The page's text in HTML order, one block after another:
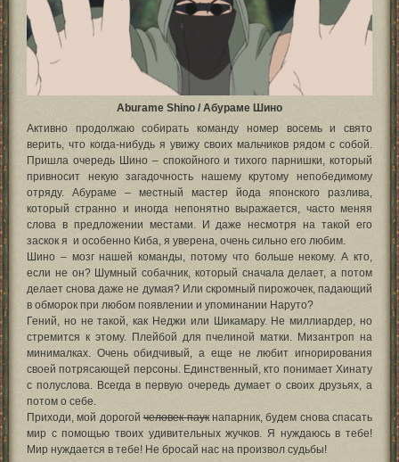
Aburame Shino / Абураме Шино
Активно продолжаю собирать команду номер восемь и свято
верить, что когда-нибудь я увижу своих мальчиков рядом с собой.
Пришла очередь Шино – спокойного и тихого парнишки, который
привносит некую загадочность нашему крутому непобедимому
отряду. Абураме – местный мастер йода японского разлива,
который странно и иногда непонятно выражается, часто меняя
слова в предложении местами. И даже несмотря на такой его
заскок я и особенно Киба, я уверена, очень сильно его любим.
Шино – мозг нашей команды, потому что больше некому. А кто,
если не он? Шумный собачник, который сначала делает, а потом
делает снова даже не думая? Или скромный пирожочек, падающий
в обморок при любом появлении и упоминании Наруто?
Гений, но не такой, как Неджи или Шикамару. Не миллиардер, но
стремится к этому. Плейбой для пчелиной матки. Мизантроп на
минималках. Очень обидчивый, а еще не любит игнорирования
своей потрясающей персоны. Единственный, кто понимает Хинату
с полуслова. Всегда в первую очередь думает о своих друзьях, а
потом о себе.
Приходи, мой дорогой человек-паукнапарник, будем снова спасать
мир с помощью твоих удивительных жучков. Я нуждаюсь в тебе!
Мир нуждается в тебе! Не бросай нас на произвол судьбы!